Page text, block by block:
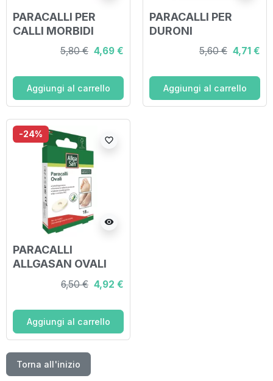
PARACALLI PER
CALLI MORBIDI
CONFEZIONE DA 9
5,80 € 4,69 €
Aggiungi al carrello
PARACALLI PER
DURONI
CONFEZIONE DA 4
5,60 € 4,71 €
Aggiungi al carrello
-24%
visibility
favorite_border
PARACALLI
ALLGASAN OVALI
LATTICE 18 PEZZI
6,50 € 4,92 €
Aggiungi al carrello
Torna all'inizio